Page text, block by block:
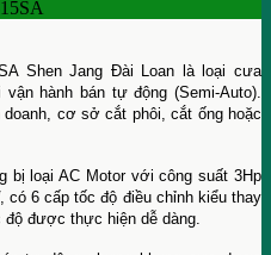
Shen Jang Đài Loan là loại cưa
hành bán tự động (Semi-Auto).
cơ sở cắt phôi, cắt ống hoặc
bị loại AC Motor với công suất 3Hp
có 6 cấp tốc độ điều chỉnh kiểu thay
được thực hiện dễ dàng.